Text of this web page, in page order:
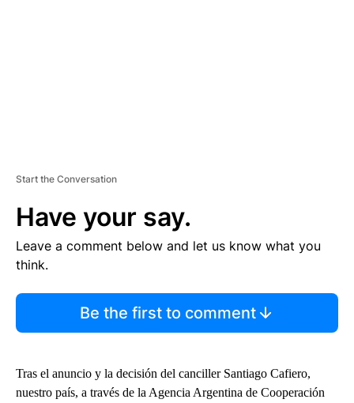
Start the Conversation
Have your say.
Leave a comment below and let us know what you
think.
Be the first to comment
Tras el anuncio y la decisión del canciller Santiago Cafiero,
nuestro país, a través de la Agencia Argentina de Cooperación